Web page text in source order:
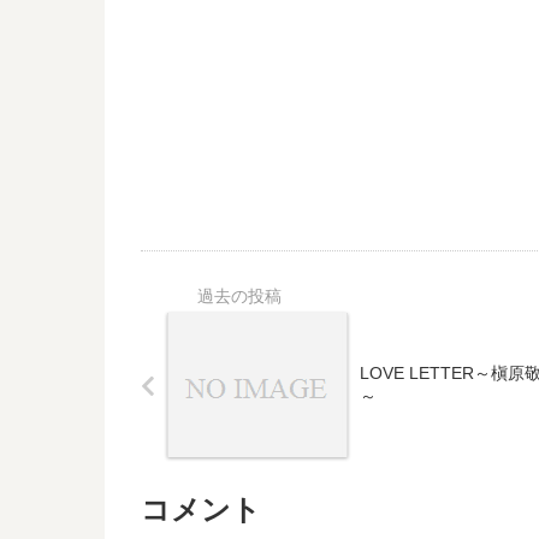
LOVE LETTER～槇原
～
コメント